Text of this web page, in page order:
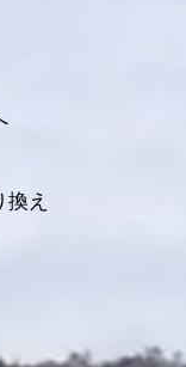
え